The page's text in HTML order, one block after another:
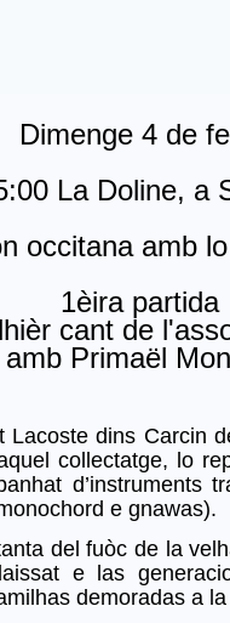
Dimenge 4 de
La Doline, a
occitana amb
1èira
cant de
amb Primaël
Lacoste dins Carcin
collectatge, lo
d’instruments
e gnawas).
del fuòc de la
e las
demoradas a